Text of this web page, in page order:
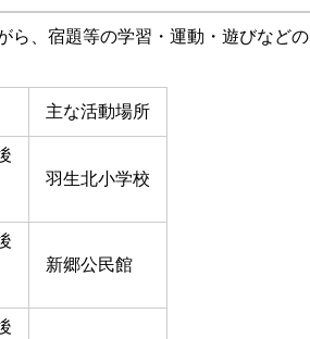
、宿題等の学習・運動・遊びなどの
主な活動場所
羽生北小学校
新郷公民館